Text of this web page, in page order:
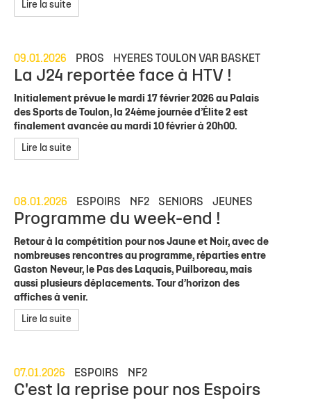
Lire la suite
09.01.2026 PROS HYERES TOULON VAR BASKET
La J24 reportée face à HTV !
Initialement prévue le mardi 17 février 2026 au Palais
des Sports de Toulon, la 24ème journée d’Élite 2 est
finalement avancée au mardi 10 février à 20h00.
Lire la suite
08.01.2026 ESPOIRS NF2 SENIORS JEUNES
Programme du week-end !
Retour à la compétition pour nos Jaune et Noir, avec de
nombreuses rencontres au programme, réparties entre
Gaston Neveur, le Pas des Laquais, Puilboreau, mais
aussi plusieurs déplacements. Tour d’horizon des
affiches à venir.
Lire la suite
07.01.2026 ESPOIRS NF2
C'est la reprise pour nos Espoirs